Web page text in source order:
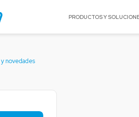
PRODUCTOS Y
novedades